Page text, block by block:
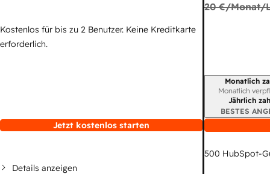
Kostenlos für bis zu 2 Benutzer. Keine Kreditkarte
erforderlich.
Jetzt kostenlos starten
Details anzeigen
20 €/Monat/
Monatlich
Monatlich
Jährlich
BESTES
500 HubSpot-